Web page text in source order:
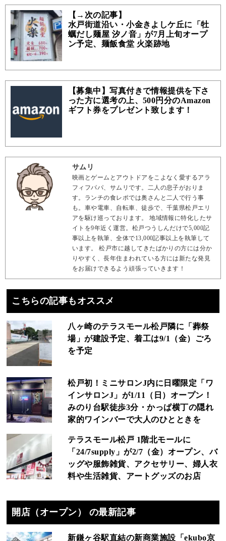
【→次の記事】
水戸街道沿い・小金きよしケ丘に「牡
蠣だし麺屋 汐ノ音」が7月上旬オープ
ン予定、麺飯食堂 火楽跡地
【募集中】写真付きで情報提供を下さ
った方に選考の上、500円分のAmazon
ギフト券をプレゼント致します！
サムリ
映画とゲームとアウトドアをこよなく愛するアラ
フィフパパ、サムリです。二人の息子がおりま
す。ランチの食レポでは奥さんと二人で行う事
も。車や電車、自転車、徒歩で、千葉県松戸エリ
アを駆け巡っております。 地域情報に特化したサ
イトを9年近く運営。松戸つうしんだけで5,000記
事以上を執筆、全体で13,000記事以上を執筆して
います。 松戸市に越してきたばかりの方には分か
りやすく、長年住まわれている方には新たな発見
をお届けできるよう頑張っていきます！
こちらの記事もオススメ
八ヶ崎のテラスモール松戸隣に「葬祭
場」が建設予定、着工は9/1（金）ごろ
を予定
松戸初！ミニサロンJ内に日曜限定「ワ
インサロンJ」が1/11（日）オープン！
みのり台駅徒歩3分・かっぱ横丁の隠れ
家的ワインバーで大人のひとときを
テラスモール松戸 1階北モールに
「24/7supply」が2/7（金）オープン、バ
ッグや服飾雑貨、アクセサリー、婦人衣
料や生活雑貨、アートグッズのお店
開店（オープン） の最新記事
新鎌ヶ谷駅直結の新商業施設「ekubo京